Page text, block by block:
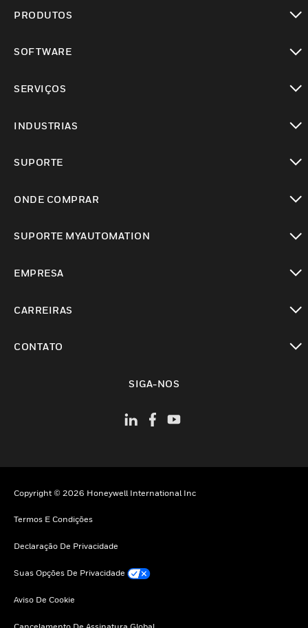
PRODUTOS
SOFTWARE
SERVIÇOS
INDUSTRIAS
SUPORTE
ONDE COMPRAR
SUPORTE MYAUTOMATION
EMPRESA
CARREIRAS
CONTATO
SIGA-NOS
Copyright © 2026 Honeywell International Inc
Termos E Condições
Declaração De Privacidade
Suas Opções De Privacidade
Aviso De Cookie